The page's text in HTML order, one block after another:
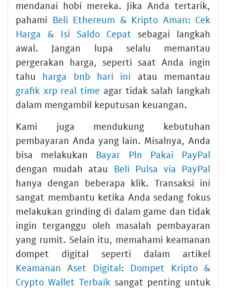
mendanai hobi mereka. Jika Anda tertarik,
pahami Beli Ethereum & Kripto Aman: Cek
Harga & Isi Saldo Cepat sebagai langkah
awal. Jangan lupa selalu memantau
pergerakan harga, seperti saat Anda ingin
tahu harga bnb hari ini atau memantau
grafik xrp real time agar tidak salah langkah
dalam mengambil keputusan keuangan.
Kami juga mendukung kebutuhan
pembayaran Anda yang lain. Misalnya, Anda
bisa melakukan Bayar Pln Pakai PayPal
dengan mudah atau Beli Pulsa via PayPal
hanya dengan beberapa klik. Transaksi ini
sangat membantu ketika Anda sedang fokus
melakukan grinding di dalam game dan tidak
ingin terganggu oleh masalah pembayaran
yang rumit. Selain itu, memahami keamanan
dompet digital seperti dalam artikel
Keamanan Aset Digital: Dompet Kripto &
Crypto Wallet Terbaik sangat penting untuk